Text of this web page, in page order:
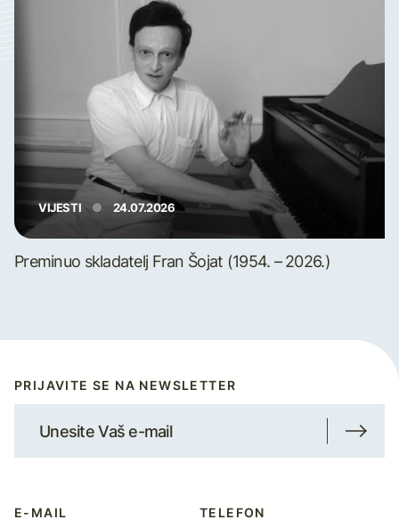
VIJESTI 24.07.2026
Preminuo skladatelj Fran Šojat (1954. – 2026.)
PRIJAVITE SE NA NEWSLETTER
E-MAIL TELEFON